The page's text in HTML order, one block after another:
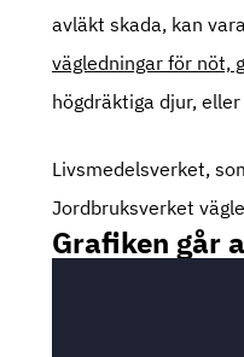
avläkt skada, kan
vägledningar för nöt,
högdräktiga djur,
Livsmedelsverket,
Jordbruksverket
Grafiken går